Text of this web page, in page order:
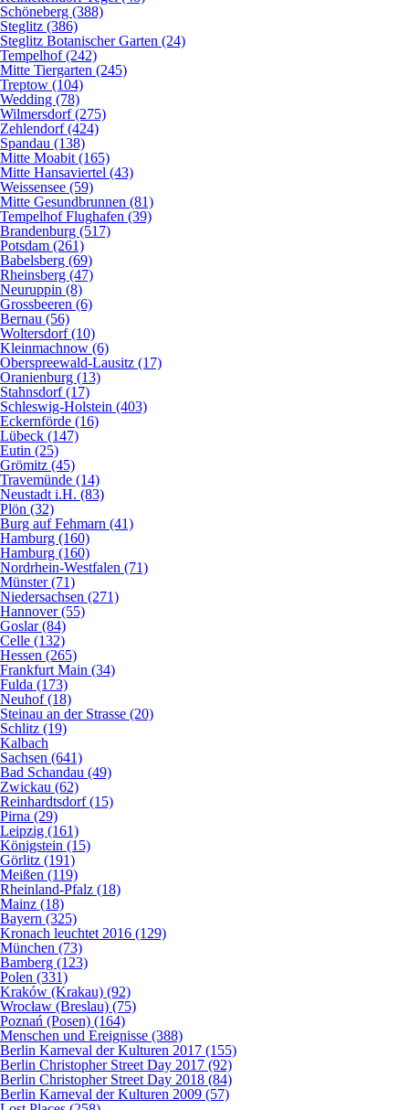
Schöneberg (388)
Steglitz (386)
Steglitz Botanischer Garten (24)
Tempelhof (242)
Mitte Tiergarten (245)
Treptow (104)
Wedding (78)
Wilmersdorf (275)
Zehlendorf (424)
Spandau (138)
Mitte Moabit (165)
Mitte Hansaviertel (43)
Weissensee (59)
Mitte Gesundbrunnen (81)
Tempelhof Flughafen (39)
Brandenburg (517)
Potsdam (261)
Babelsberg (69)
Rheinsberg (47)
Neuruppin (8)
Grossbeeren (6)
Bernau (56)
Woltersdorf (10)
Kleinmachnow (6)
Oberspreewald-Lausitz (17)
Oranienburg (13)
Stahnsdorf (17)
Schleswig-Holstein (403)
Eckernförde (16)
Lübeck (147)
Eutin (25)
Grömitz (45)
Travemünde (14)
Neustadt i.H. (83)
Plön (32)
Burg auf Fehmarn (41)
Hamburg (160)
Hamburg (160)
Nordrhein-Westfalen (71)
Münster (71)
Niedersachsen (271)
Hannover (55)
Goslar (84)
Celle (132)
Hessen (265)
Frankfurt Main (34)
Fulda (173)
Neuhof (18)
Steinau an der Strasse (20)
Schlitz (19)
Kalbach
Sachsen (641)
Bad Schandau (49)
Zwickau (62)
Reinhardtsdorf (15)
Pirna (29)
Leipzig (161)
Königstein (15)
Görlitz (191)
Meißen (119)
Rheinland-Pfalz (18)
Mainz (18)
Bayern (325)
Kronach leuchtet 2016 (129)
München (73)
Bamberg (123)
Polen (331)
Kraków (Krakau) (92)
Wrocław (Breslau) (75)
Poznań (Posen) (164)
Menschen und Ereignisse (388)
Berlin Karneval der Kulturen 2017 (155)
Berlin Christopher Street Day 2017 (92)
Berlin Christopher Street Day 2018 (84)
Berlin Karneval der Kulturen 2009 (57)